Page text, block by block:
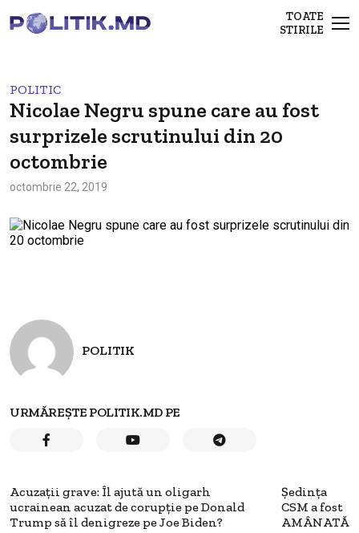
TOATE
STIRILE
POLITIC
Nicolae Negru spune care au fost
surprizele scrutinului din 20
octombrie
octombrie 22, 2019
POLITIK
URMĂREȘTE POLITIK.MD PE
Acuzaţii grave: Îl ajută un oligarh
ucrainean acuzat de corupţie pe Donald
Trump să îl denigreze pe Joe Biden?
Ședința
CSM a fost
AMÂNATĂ